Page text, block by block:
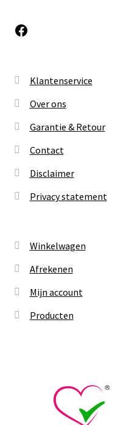
Facebook
Klantenservice
Over ons
Garantie & Retour
Contact
Disclaimer
Privacy statement
Winkelwagen
Afrekenen
Mijn account
Producten